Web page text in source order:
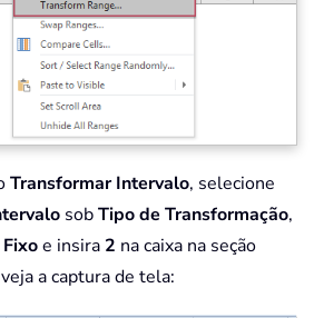
Transformar Intervalo, selecione
sobTipo de Transformação,
e insira 2 na caixa na seção
a captura de tela: